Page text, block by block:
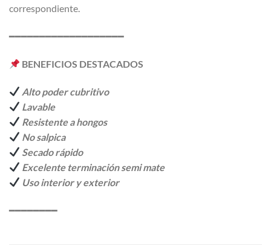
correspondiente.
━━━━━━━━━━━━━━━━━━━
BENEFICIOS DESTACADOS
Alto poder cubritivo
Lavable
Resistente a hongos
No salpica
Secado rápido
Excelente terminación semi mate
Uso interior y exterior
━━━━━━━━